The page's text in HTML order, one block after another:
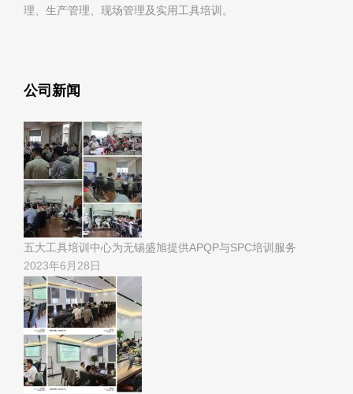
理、生产管理、现场管理及实用工具培训。
公司新闻
五大工具培训中心为无锡盛旭提供APQP与SPC培训服务
2023年6月28日